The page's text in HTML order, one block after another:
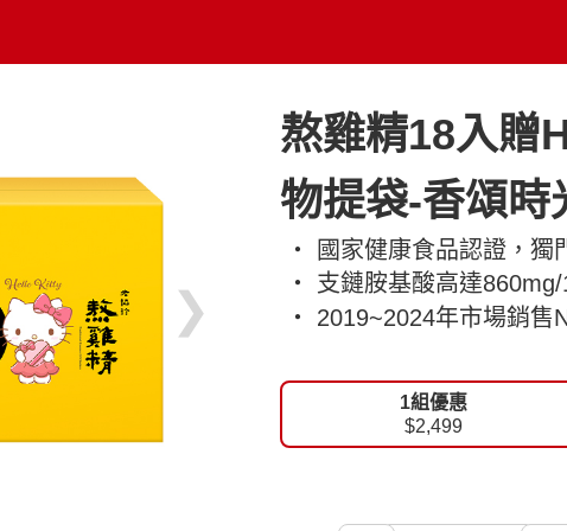
❯
熬雞精18入贈
物提袋-香頌時
‧ 國家健康食品認證，獨
‧ 支鏈胺基酸高達
‧ 2019~2024年市場銷售
1組優惠
$2,499